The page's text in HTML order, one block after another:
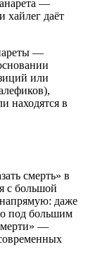
—
хайлег даёт
—
или
находятся в
смерть» в
с большой
даже
под большим
—